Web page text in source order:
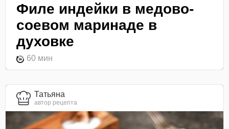
Филе индейки в медово-
соевом маринаде в
духовке
60 мин
Татьяна
автор рецепта